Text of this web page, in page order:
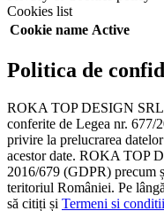
Cookies list
Cookie name Active
Politica de
ROKA TOP DESIGN SRL
conferite de Legea nr. 677/
privire la prelucrarea
acestor date. ROKA TOP
2016/679 (GDPR) precum
teritoriul României. Pe
să citiți și Termeni si conditii